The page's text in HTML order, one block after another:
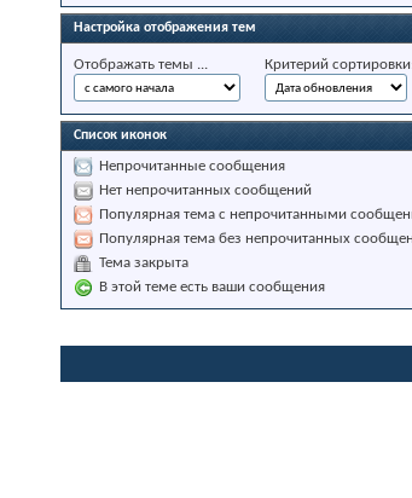
Настройка отображения тем
Отображать темы ... Критерий
Список иконок
Непрочитанные сообщения
Нет непрочитанных сообщений
Популярная тема с непрочитанными
Популярная тема без непрочитанных
Тема закрыта
В этой теме есть ваши сообщения